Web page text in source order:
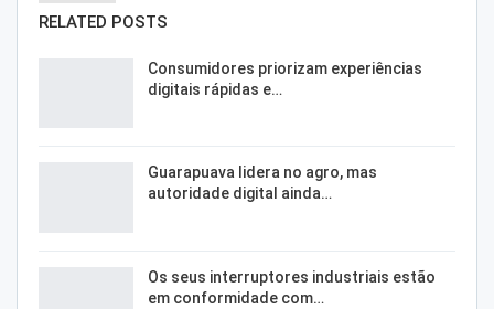
RELATED POSTS
Consumidores priorizam experiências
digitais rápidas e…
Guarapuava lidera no agro, mas
autoridade digital ainda…
Os seus interruptores industriais estão
em conformidade com…